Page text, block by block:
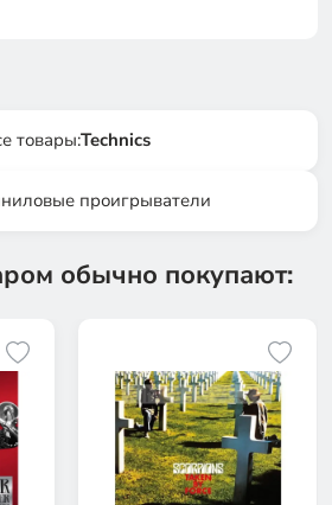
товары:Technics
проигрыватели
обычно покупают: